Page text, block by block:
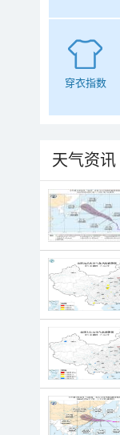
穿衣指数
天气资讯